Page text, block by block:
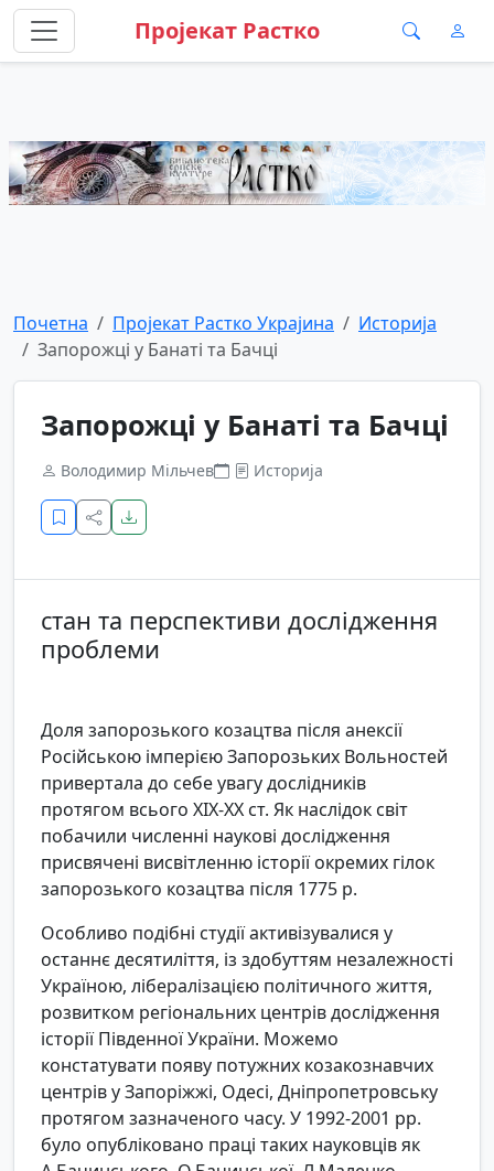
Пројекат Растко
Почетна Пројекат Растко Украјина
Историја
Запорожці у Банаті та Бачці
Запорожці у Банаті та Бачці
Володимир Мільчев Историја
стан та перспективи дослідження
проблеми
Доля запорозького козацтва після анексії
Російською імперією Запорозьких Вольностей
привертала до себе увагу дослідників
протягом всього ХІХ-ХХ ст. Як наслідок світ
побачили численні наукові дослідження
присвячені висвітленню історії окремих гілок
запорозького козацтва після 1775 р.
Особливо подібні студії активізувалися у
останнє десятиліття, із здобуттям незалежності
Україною, лібералізацією політичного життя,
розвитком регіональних центрів дослідження
історії Південної України. Можемо
констатувати появу потужних козакознавчих
центрів у Запоріжжі, Одесі, Дніпропетровську
протягом зазначеного часу. У 1992-2001 рр.
було опубліковано праці таких науковців як